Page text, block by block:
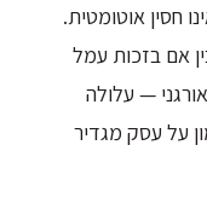
חסין אוטומטית.
אם בזכות עמל
— עלולה
על עסק מגדיר